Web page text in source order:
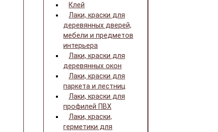
Клей
Лаки, краски для
деревянных дверей,
мебели и предметов
интерьера
Лаки, краски для
деревянных окон
Лаки, краски для
паркета и лестниц
Лаки, краски для
профилей ПВХ
Лаки, краски,
герметики для